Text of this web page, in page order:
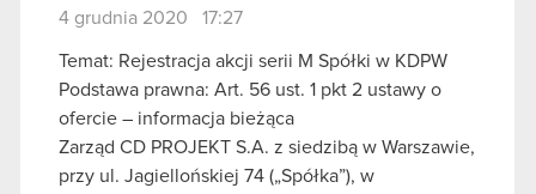
4 grudnia 2020 17:27
Temat: Rejestracja akcji serii M Spółki w KDPW
Podstawa prawna: Art. 56 ust. 1 pkt 2 ustawy o
ofercie – informacja bieżąca
Zarząd CD PROJEKT S.A. z siedzibą w Warszawie,
przy ul. Jagiellońskiej 74 („Spółka”), w